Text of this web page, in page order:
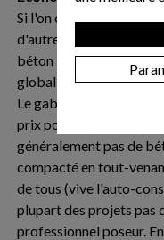
Si l'on compare le coût
d'autre procédés plus
béton banchés,
global qui peut s'avérer
Le gabion est une
prix pour des raisons
généralement pas de
compacté en tout-
de tous (vive l'auto-
plupart des projets pas
professionnel poseur.